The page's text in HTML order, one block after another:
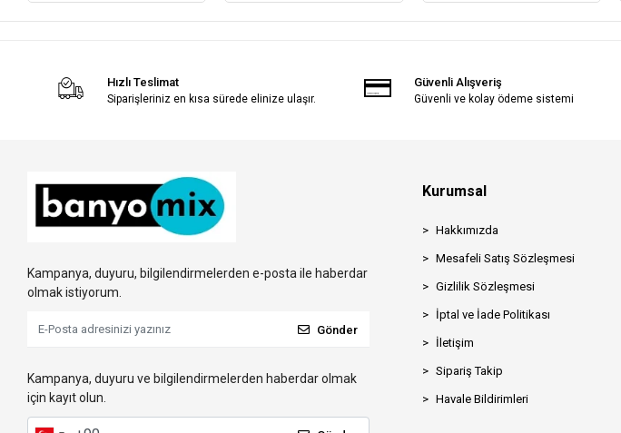
Hızlı Teslimat
Siparişleriniz en kısa sürede elinize ulaşır.
Güvenli Alışveriş
Güvenli ve kolay ödeme sistemi
Kampanya, duyuru, bilgilendirmelerden e-posta ile haberdar
olmak istiyorum.
Gönder
Kampanya, duyuru ve bilgilendirmelerden haberdar olmak
için kayıt olun.
Kurumsal
Hakkımızda
Mesafeli Satış Sözleşmesi
Gizlilik Sözleşmesi
İptal ve İade Politikası
İletişim
Sipariş Takip
Havale Bildirimleri